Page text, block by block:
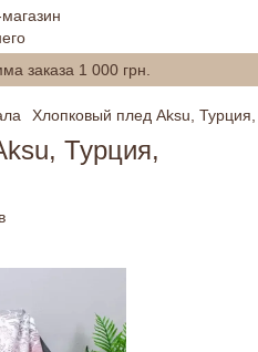
заказа 1 000 грн.
Хлопковый плед Aksu,
Турция,